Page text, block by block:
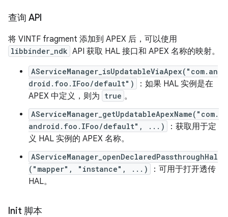
查询 API
将 VINTF fragment 添加到 APEX 后，可以使用
libbinder_ndk API 获取 HAL 接口和 APEX 名称的映射。
AServiceManager_isUpdatableViaApex("com.an
droid.foo.IFoo/default")
：如果 HAL 实例是在
APEX 中定义，则为 true 。
AServiceManager_getUpdatableApexName("com.
android.foo.IFoo/default", ...)
：获取用于定
义 HAL 实例的 APEX 名称。
AServiceManager_openDeclaredPassthroughHal
("mapper", "instance", ...)
：可用于打开透传
HAL。
Init 脚本